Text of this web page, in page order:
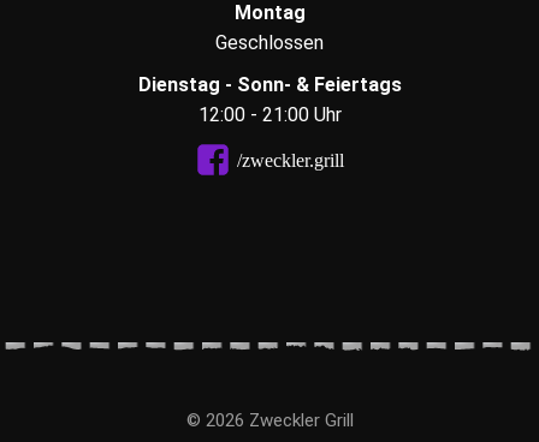
Montag
Geschlossen
Dienstag - Sonn- & Feiertags
12:00 - 21:00 Uhr
/zweckler.grill
© 2026 Zweckler Grill